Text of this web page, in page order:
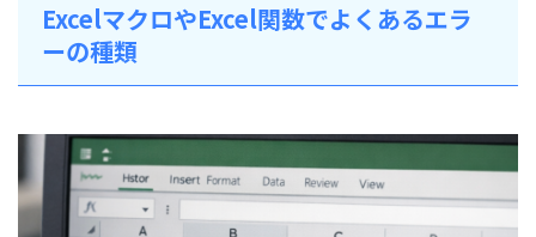
ExcelマクロやExcel関数でよくあるエラ
ーの種類